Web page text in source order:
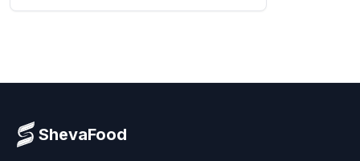
ShevaFood